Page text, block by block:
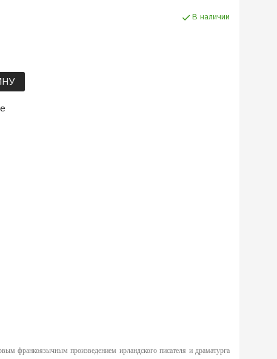
В наличии
франкоязычным произведением ирландского писателя и драматурга